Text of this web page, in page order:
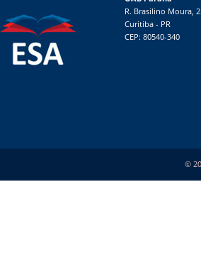
R. Brasilino Moura,
Curitiba - PR
CEP: 80540-340
©